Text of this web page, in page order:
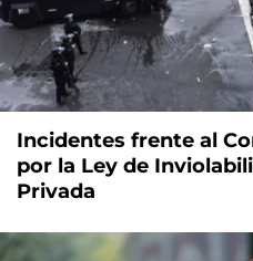
Incidentes frente al
por la Ley de
Privada